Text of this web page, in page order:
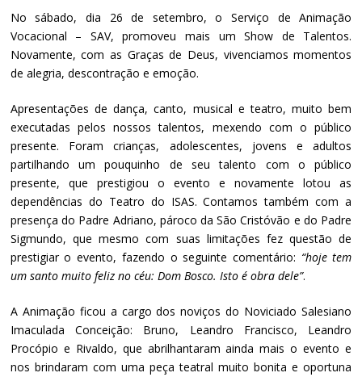
No sábado, dia 26 de setembro, o Serviço de Animação
Vocacional – SAV, promoveu mais um Show de Talentos.
Novamente, com as Graças de Deus, vivenciamos momentos
de alegria, descontração e emoção.
Apresentações de dança, canto, musical e teatro, muito bem
executadas pelos nossos talentos, mexendo com o público
presente. Foram crianças, adolescentes, jovens e adultos
partilhando um pouquinho de seu talento com o público
presente, que prestigiou o evento e novamente lotou as
dependências do Teatro do ISAS. Contamos também com a
presença do Padre Adriano, pároco da São Cristóvão e do Padre
Sigmundo, que mesmo com suas limitações fez questão de
prestigiar o evento, fazendo o seguinte comentário: “hoje tem
um santo muito feliz no céu: Dom Bosco. Isto é obra dele”.
A Animação ficou a cargo dos noviços do Noviciado Salesiano
Imaculada Conceição: Bruno, Leandro Francisco, Leandro
Procópio e Rivaldo, que abrilhantaram ainda mais o evento e
nos brindaram com uma peça teatral muito bonita e oportuna